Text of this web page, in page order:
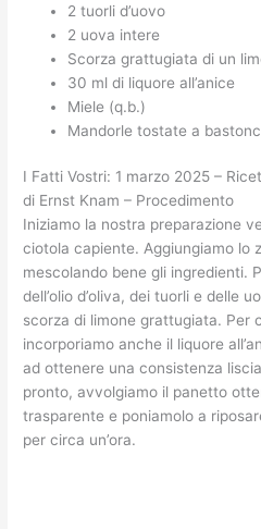
2 tuorli d’uovo
2 uova intere
Scorza grattugiata di un
30 ml di liquore all’anice
Miele (q.b.)
Mandorle tostate a
I Fatti Vostri: 1 marzo 2025 –
di Ernst Knam – Procedimento
Iniziamo la nostra preparazione
ciotola capiente. Aggiungiamo lo
mescolando bene gli ingredienti.
dell’olio d’oliva, dei tuorli e delle
scorza di limone grattugiata. Per
incorporiamo anche il liquore
ad ottenere una consistenza
pronto, avvolgiamo il panetto
trasparente e poniamolo a
per circa un’ora.